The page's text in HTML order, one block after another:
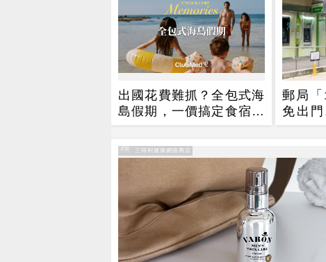
出國花費難抓？全包式海
島假期，一價搞定食宿玩
樂，省錢更省心！
郵局「
免出
本不用
PR
PR・三得利健康網路商店